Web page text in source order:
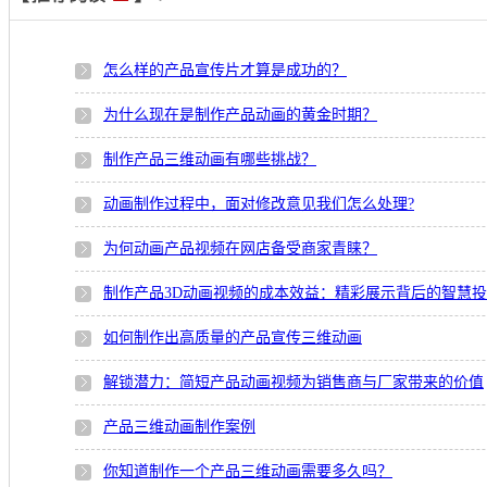
怎么样的产品宣传片才算是成功的？
为什么现在是制作产品动画的黄金时期？
制作产品三维动画有哪些挑战？
动画制作过程中，面对修改意见我们怎么处理?
为何动画产品视频在网店备受商家青睐？
制作产品3D动画视频的成本效益：精彩展示背后的智慧
如何制作出高质量的产品宣传三维动画
解锁潜力：简短产品动画视频为销售商与厂家带来的价值
产品三维动画制作案例
你知道制作一个产品三维动画需要多久吗？